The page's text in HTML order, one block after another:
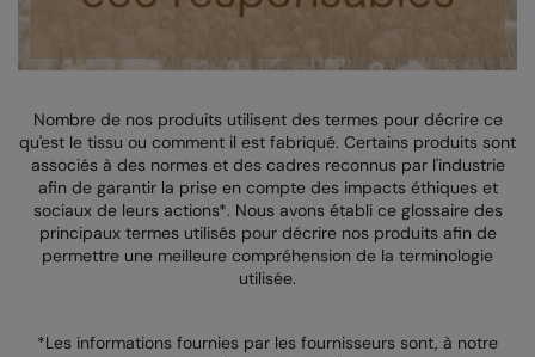
Consommables
AWDis Ecologie
AWDis Just Cool
AWDis Just Hoods
AWDis Just Polo's
AWDis Just T's
B&C Collection
Babybugz
Bagbase
Beechfield
Craghoppers
Papiers Transfert
Nombre de nos produits utilisent des termes pour décrire ce
qu'est le tissu ou comment il est fabriqué. Certains produits sont
associés à des normes et des cadres reconnus par l'industrie
afin de garantir la prise en compte des impacts éthiques et
sociaux de leurs actions*. Nous avons établi ce glossaire des
principaux termes utilisés pour décrire nos produits afin de
permettre une meilleure compréhension de la terminologie
utilisée.
*Les informations fournies par les fournisseurs sont, à notre